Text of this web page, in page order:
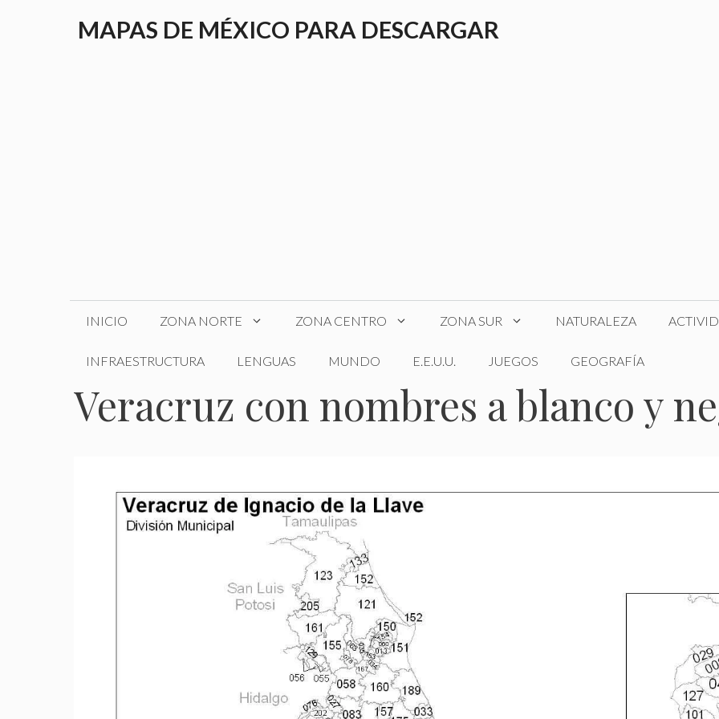
MAPAS DE MÉXICO PARA DESCARGAR
INICIO ZONA NORTE ZONA CENTRO ZONA SUR NATURALEZA
INFRAESTRUCTURA LENGUAS MUNDO E.E.U.U. JUEGOS GEOGRAFÍA
Veracruz con nombres a blanco y